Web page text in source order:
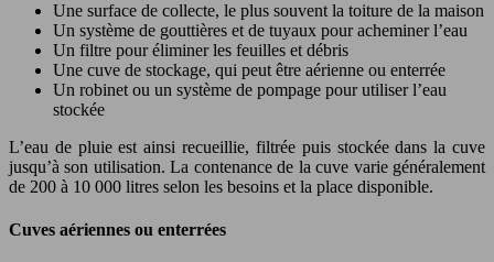
Une surface de collecte, le plus souvent la toiture de la maison
Un système de gouttières et de tuyaux pour acheminer l’eau
Un filtre pour éliminer les feuilles et débris
Une cuve de stockage, qui peut être aérienne ou enterrée
Un robinet ou un système de pompage pour utiliser l’eau
stockée
L’eau de pluie est ainsi recueillie, filtrée puis stockée dans la cuve
jusqu’à son utilisation. La contenance de la cuve varie généralement
de 200 à 10 000 litres selon les besoins et la place disponible.
Cuves aériennes ou enterrées